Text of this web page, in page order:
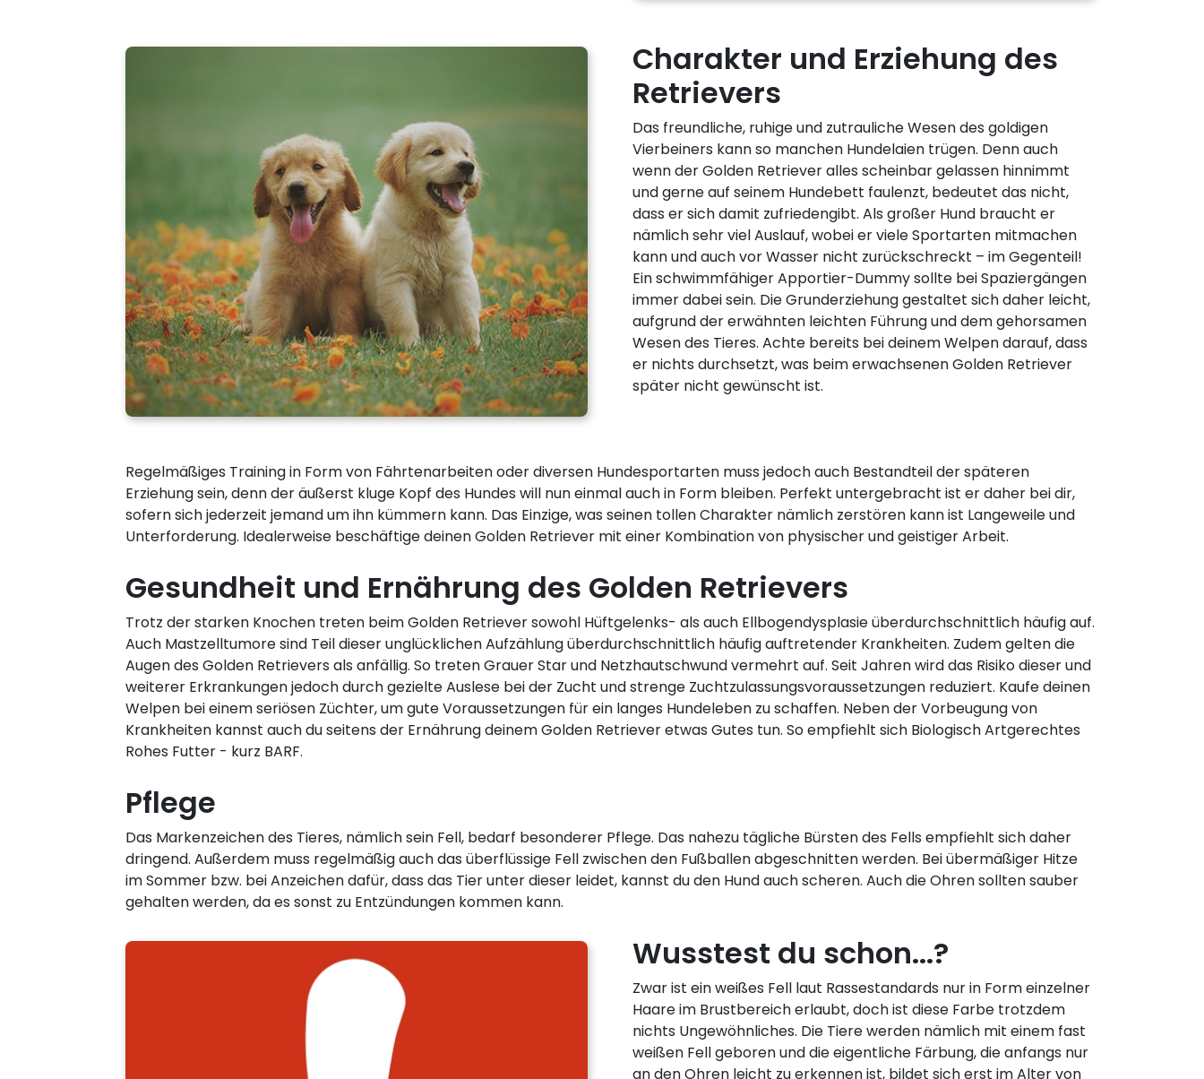
Charakter und Erziehung des
Retrievers
Das freundliche, ruhige und zutrauliche Wesen des goldigen
Vierbeiners kann so manchen Hundelaien trügen. Denn auch
wenn der Golden Retriever alles scheinbar gelassen hinnimmt
und gerne auf seinem Hundebett faulenzt, bedeutet das nicht,
dass er sich damit zufriedengibt. Als großer Hund braucht er
nämlich sehr viel Auslauf, wobei er viele Sportarten mitmachen
kann und auch vor Wasser nicht zurückschreckt – im Gegenteil!
Ein schwimmfähiger Apportier-Dummy sollte bei Spaziergängen
immer dabei sein. Die Grunderziehung gestaltet sich daher leicht,
aufgrund der erwähnten leichten Führung und dem gehorsamen
Wesen des Tieres. Achte bereits bei deinem Welpen darauf, dass
er nichts durchsetzt, was beim erwachsenen Golden Retriever
später nicht gewünscht ist.
Regelmäßiges Training in Form von Fährtenarbeiten oder diversen Hundesportarten muss jedoch auch Bestandteil der späteren
Erziehung sein, denn der äußerst kluge Kopf des Hundes will nun einmal auch in Form bleiben. Perfekt untergebracht ist er daher bei dir,
sofern sich jederzeit jemand um ihn kümmern kann. Das Einzige, was seinen tollen Charakter nämlich zerstören kann ist Langeweile und
Unterforderung. Idealerweise beschäftige deinen Golden Retriever mit einer Kombination von physischer und geistiger Arbeit.
Gesundheit und Ernährung des Golden Retrievers
Trotz der starken Knochen treten beim Golden Retriever sowohl Hüftgelenks- als auch Ellbogendysplasie überdurchschnittlich häufig auf.
Auch Mastzelltumore sind Teil dieser unglücklichen Aufzählung überdurchschnittlich häufig auftretender Krankheiten. Zudem gelten die
Augen des Golden Retrievers als anfällig. So treten Grauer Star und Netzhautschwund vermehrt auf. Seit Jahren wird das Risiko dieser und
weiterer Erkrankungen jedoch durch gezielte Auslese bei der Zucht und strenge Zuchtzulassungsvoraussetzungen reduziert. Kaufe deinen
Welpen bei einem seriösen Züchter, um gute Voraussetzungen für ein langes Hundeleben zu schaffen. Neben der Vorbeugung von
Krankheiten kannst auch du seitens der Ernährung deinem Golden Retriever etwas Gutes tun. So empfiehlt sich Biologisch Artgerechtes
Rohes Futter - kurz BARF.
Pflege
Das Markenzeichen des Tieres, nämlich sein Fell, bedarf besonderer Pflege. Das nahezu tägliche Bürsten des Fells empfiehlt sich daher
dringend. Außerdem muss regelmäßig auch das überflüssige Fell zwischen den Fußballen abgeschnitten werden. Bei übermäßiger Hitze
im Sommer bzw. bei Anzeichen dafür, dass das Tier unter dieser leidet, kannst du den Hund auch scheren. Auch die Ohren sollten sauber
gehalten werden, da es sonst zu Entzündungen kommen kann.
Wusstest du schon...?
Zwar ist ein weißes Fell laut Rassestandards nur in Form einzelner
Haare im Brustbereich erlaubt, doch ist diese Farbe trotzdem
nichts Ungewöhnliches. Die Tiere werden nämlich mit einem fast
weißen Fell geboren und die eigentliche Färbung, die anfangs nur
an den Ohren leicht zu erkennen ist, bildet sich erst im Alter von